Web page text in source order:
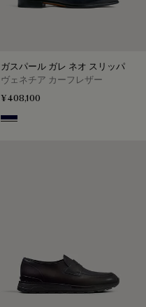
ガスパール ガレ ネオ スリッパ
ヴェネチア カーフレザー
¥408,100
Nero Blu